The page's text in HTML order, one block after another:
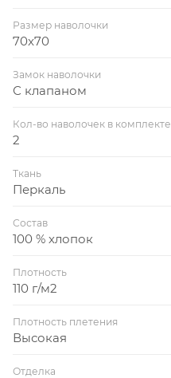
Размер наволочки
70x70
Замок наволочки
С клапаном
Кол-во наволочек в комплекте
2
Ткань
Перкаль
Состав
100 % хлопок
Плотность
110 г/м2
Плотность плетения
Высокая
Отделка